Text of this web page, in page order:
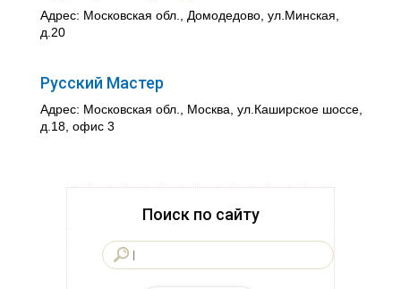
Адрес: Московская обл., Домодедово, ул.Минская,
д.20
Русский Мастер
Адрес: Московская обл., Москва, ул.Каширское шоссе,
д.18, офис 3
Поиск по сайту